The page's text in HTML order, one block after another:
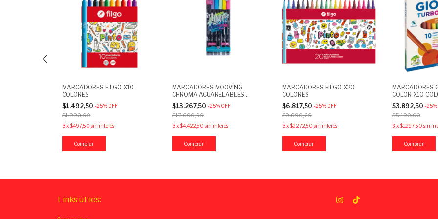
MARCADORES FILGO X10
COLORES
$1.492,50 -25% OFF
$1.990,00
3 x$497,50 sin interés
MARCADORES MOOVING
CHROMA ACUARELABLES
DOBLE PUNTA X6 COLORES
$13.267,50 -25% OFF
$17.690,00
3 x$4.422,50 sin interés
MARCADORES FILGO X20
COLORES
$6.817,50 -25% OFF
$9.090,00
3 x$2.272,50 sin interés
MARCADORES
COLOR X10
$3.892,50 -25%
$5.190,00
3 x$1.297,50 sin
Links útiles: